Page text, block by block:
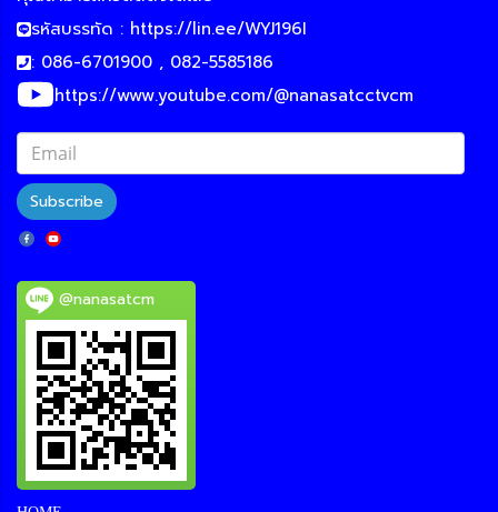
รหัสบรรทัด : https://lin.ee/WYJ196I
: 086-6701900 , 082-5585186
https://www.youtube.com/@nanasatcctvcm
Subscribe
@nanasatcm